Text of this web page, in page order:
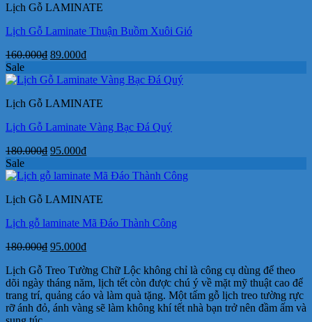
95.000₫.
Lịch Gỗ LAMINATE
Lịch Gỗ Laminate Thuận Buồm Xuôi Gió
160.000₫ Giá
là:
89.000₫Giá
tại
89.000₫.
Sale
Lịch Gỗ LAMINATE
Lịch Gỗ Laminate Vàng Bạc Đá Quý
180.000₫ Giá
là:
95.000₫Giá
tại
95.000₫.
Sale
Lịch Gỗ LAMINATE
Lịch gỗ laminate Mã Đáo Thành Công
180.000₫ Giá
là:
180.000₫.
95.000₫Giá
tại
là:
95.000₫.
Lịch Gỗ Treo Tường Chữ Lộc không chỉ là công cụ dùng để theo
dõi ngày tháng năm, lịch tết còn được chú ý về mặt mỹ thuật cao để
trang trí, quảng cáo và làm quà tặng. Một tấm gỗ lịch treo tường rực
rỡ ánh đỏ, ánh vàng sẽ làm không khí tết nhà bạn trở nên đầm ấm và